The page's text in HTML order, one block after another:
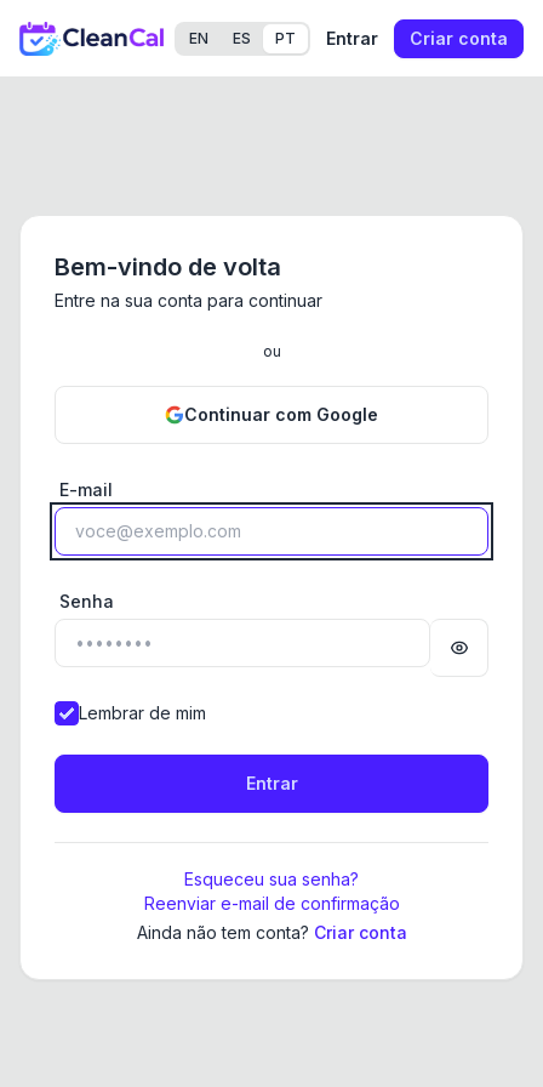
EN ES PT Entrar Criar conta
Bem-vindo de volta
Entre na sua conta para continuar
ou
Continuar com Google
E-mail
Senha
Lembrar de mim
Esqueceu sua senha?
Reenviar e-mail de confirmação
Ainda não tem conta? Criar conta